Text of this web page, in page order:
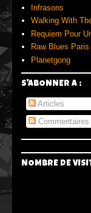
Infrasons
Walking With
Requiem Pour
Raw Blues Paris
Planetgong
S'ABONNER A :
Articles
Commentaires
NOMBRE DE